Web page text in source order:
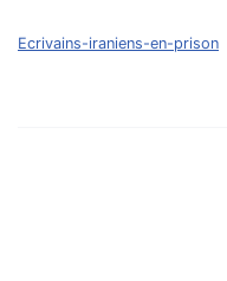
Ecrivains-iraniens-en-prison